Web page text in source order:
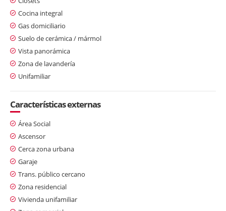
Cocina integral
Gas domiciliario
Suelo de cerámica / mármol
Vista panorámica
Zona de lavandería
Unifamiliar
Características externas
Área Social
Ascensor
Cerca zona urbana
Garaje
Trans. público cercano
Zona residencial
Vivienda unifamiliar